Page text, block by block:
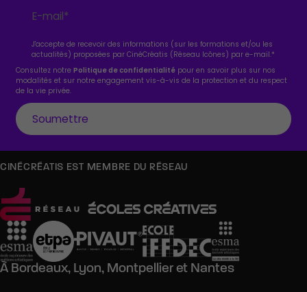
J'accepte de recevoir des informations (sur les formations et/ou les
actualités) proposées par CinéCréatis (Réseau Icônes) par e-mail.*
Consultez notrePolitique de confidentialité pour en savoir plus sur nos
modalités et sur notre engagement vis-à-vis de la protection et du respect
de la vie privée.
CINÉCRÉATIS EST MEMBRE DU RÉSEAU
À Bordeaux, Lyon, Montpellieret Nantes